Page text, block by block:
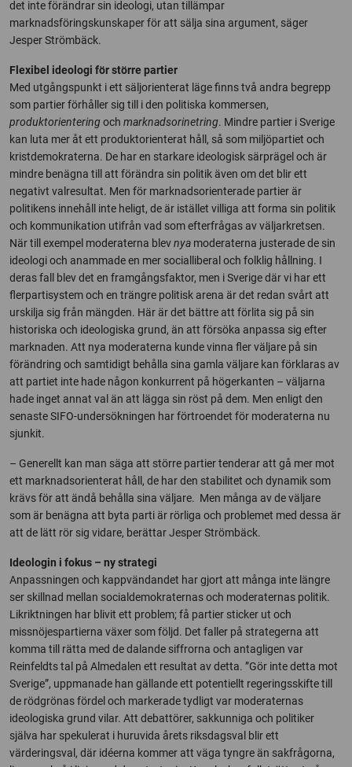
det inte förändrar sin ideologi, utan tillämpar
marknadsföringskunskaper för att sälja sina argument, säger
Jesper Strömbäck.
Flexibel ideologi för större partier
Med utgångspunkt i ett säljorienterat läge finns två andra begrepp
som partier förhåller sig till i den politiska kommersen,
produktorienteringoch marknadsorinetring. Mindre partier i Sverige
kan luta mer åt ett produktorienterat håll, så som miljöpartiet och
kristdemokraterna. De har en starkare ideologisk särprägel och är
mindre benägna till att förändra sin politik även om det blir ett
negativt valresultat. Men för marknadsorienterade partier är
politikens innehåll inte heligt, de är istället villiga att forma sin politik
och kommunikation utifrån vad som efterfrågas av väljarkretsen.
När till exempel moderaterna blevnya moderaterna justerade de sin
ideologi och anammade en mer socialliberal och folklig hållning. I
deras fall blev det en framgångsfaktor, men i Sverige där vi har ett
flerpartisystem och en trängre politisk arena är det redan svårt att
urskilja sig från mängden. Här är det bättre att förlita sig på sin
historiska och ideologiska grund, än att försöka anpassa sig efter
marknaden. Att nya moderaterna kunde vinna fler väljare på sin
förändring och samtidigt behålla sina gamla väljare kan förklaras av
att partiet inte hade någon konkurrent på högerkanten – väljarna
hade inget annat val än att lägga sin röst på dem. Men enligt den
senaste SIFO-undersökningen har förtroendet för moderaterna nu
sjunkit.
– Generellt kan man säga att större partier tenderar att gå mer mot
ett marknadsorienterat håll, de har den stabilitet och dynamik som
krävs för att ändå behålla sina väljare. Men många av de väljare
som är benägna att byta parti är rörliga och problemet med dessa är
att de lätt rör sig vidare, berättar Jesper Strömbäck.
Ideologin i fokus – ny strategi
Anpassningen och kappvändandet har gjort att många inte längre
ser skillnad mellan socialdemokraternas och moderaternas politik.
Likriktningen har blivit ett problem; få partier sticker ut och
missnöjespartierna växer som följd. Det faller på strategerna att
komma till rätta med de dalande siffrorna och antagligen var
Reinfeldts tal på Almedalen ett resultat av detta. ”Gör inte detta mot
Sverige”, uppmanade han gällande ett potentiellt regeringsskifte till
de rödgrönas fördel och markerade tydligt var moderaternas
ideologiska grund vilar. Att debattörer, sakkunniga och politiker
själva har spekulerat i huruvida årets riksdagsval blir ett
värderingsval, där idéerna kommer att väga tyngre än sakfrågorna,